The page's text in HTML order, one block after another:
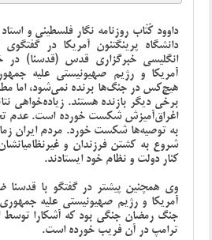
داوود کُتّاب روزنامه نگار فلسطینی و
دانشگاه پرینگتنون آمریکا در
انگلیسی خبرگزاری قدس (قدسنا)
آمریکا و رژیم صهیونیستی علیه
هیچ‌کس در جنگ‌ها برنده نمی‌شود، اما
برخی دیگر بازنده هستند. زیاده‌خواهی
اغراق‌آمیزش شکست خورده است. عدم
به توصیه‌ها شکست خورد. مردم ایران
شروع به کشتن فرزندان و
کنار دولت و نظام خود ایستادند.
وی همچنین پیشتر در گفتگو با
آمریکا و رژیم صهیونیستی علیه
جنگ رمضان جنگی بود که آشکارا توسط
ترامپ در آن فریب خورده است.